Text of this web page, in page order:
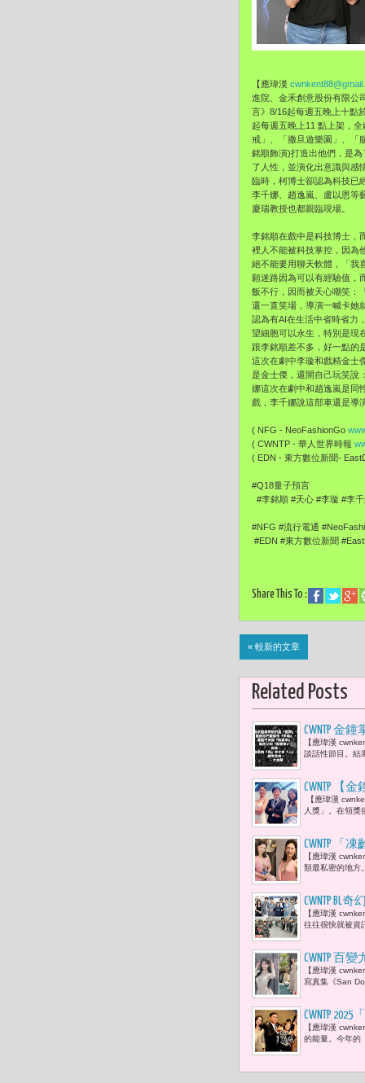
【應瑋漢
進院、金禾創意股份有限公
言》8/16起每週五晚上十點
起每週五晚上11 點上架，
戒」、「撒旦遊樂園」、「
銘順飾演)打造出他們，是
了人性，並演化出意識與感
臨時，柯博士卻認為科技已
李千娜、趙逸嵐、盧以恩等
慶瑞教授也都親臨現場。
李銘順在戲中是科技博士，
裡人不能被科技掌控，因為
絕不能要用聊天軟體，「我
願迷路因為可以有經驗值，
飯不行，因而被天心嘲笑：
還一直笑場，導演一喊卡她
認為有AI在生活中省時省力
望細胞可以永生，特別是現
跟李銘順差不多，好一點的
這次在劇中李璇和戲精金士
是金士傑，還開自己玩笑說
娜這次在劇中和趙逸嵐是同
戲，李千娜說這部車還是導
( NFG - NeoFashionGo
( CWNTP - 華人世界時報
( EDN - 東方數位新聞-
#Q18量子預言
#李銘順 #天心 #李璇 #李
#NFG #流行電通
#EDN #東方數位新聞
Share This To :
« 較新的文章
Related Posts
CWNTP 金
財危機
【應瑋漢
談話性節目。結
CWNTP 【
勤：「她
員。」
【應瑋漢
人獎」。在領獎
CWNTP 「
革命，
【應瑋漢
類最私密的地方
CWNTP
轉舵啟航
【應瑋漢
往往很快就被資
CWNTP 百
【應瑋漢
寫真集《San
CWNTP
況空前 「
【應瑋漢
的能量。今年的